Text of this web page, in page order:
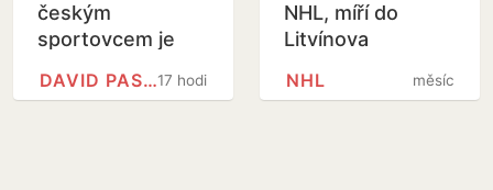
českým
sportovcem je
stále Pastrňák17 hodin
DAVID PASTRŇÁK
NHL, míří do
Litvínova
měsíc
NHL